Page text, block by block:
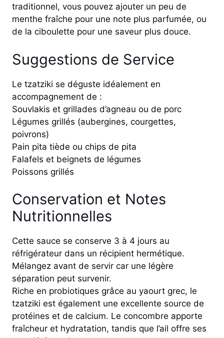
traditionnel, vous pouvez ajouter un peu de
menthe fraîche pour une note plus parfumée, ou
de la ciboulette pour une saveur plus douce.
Suggestions de Service
Le tzatziki se déguste idéalement en
accompagnement de :
Souvlakis et grillades d’agneau ou de porc
Légumes grillés (aubergines, courgettes,
poivrons)
Pain pita tiède ou chips de pita
Falafels et beignets de légumes
Poissons grillés
Conservation et Notes
Nutritionnelles
Cette sauce se conserve 3 à 4 jours au
réfrigérateur dans un récipient hermétique.
Mélangez avant de servir car une légère
séparation peut survenir.
Riche en probiotiques grâce au yaourt grec, le
tzatziki est également une excellente source de
protéines et de calcium. Le concombre apporte
fraîcheur et hydratation, tandis que l’ail offre ses